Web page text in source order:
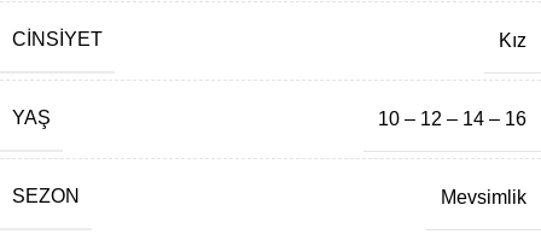
CINSIYET Kız
YAŞ 10 – 12 – 14 – 16
SEZON Mevsimlik